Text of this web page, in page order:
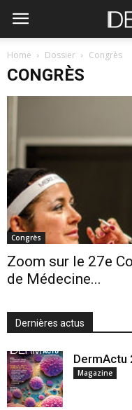
Home Dossier Congrès
CONGRÈS
Congrès
Zoom sur le 27e
de Médecine...
Dernières actus
DermActu
Magazine